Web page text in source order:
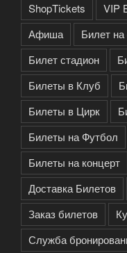
ShopTickets VIP
Афиша
Билет
Билет стадион
Билеты в Клуб
Билеты в Цирк
Билеты на Футбол
Билеты на концерт
Доставка Билетов
Заказ билетов
Служба